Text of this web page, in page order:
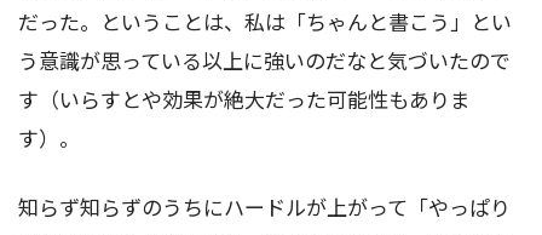
だった。ということは、私は「ちゃんと書こう」とい
う意識が思っている以上に強いのだなと気づいたので
す（いらすとや効果が絶大だった可能性もありま
す）。
知らず知らずのうちにハードルが上がって「やっぱり